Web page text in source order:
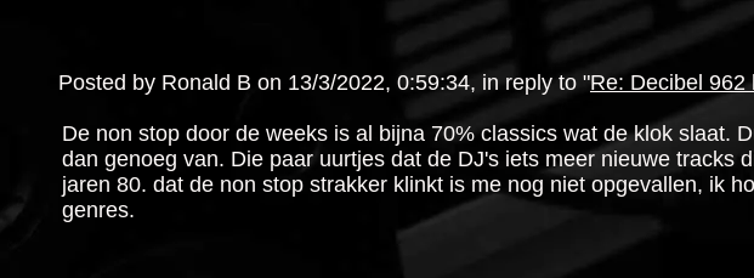
Posted by Ronald B on 13/3/2022, 0:59:34, in reply to "Re: Decibel 962
De non stop door de weeks is al bijna 70% classics wat de klok slaat.
dan genoeg van. Die paar uurtjes dat de DJ's iets meer nieuwe
jaren 80. dat de non stop strakker klinkt is me nog niet opgevallen, ik
genres.